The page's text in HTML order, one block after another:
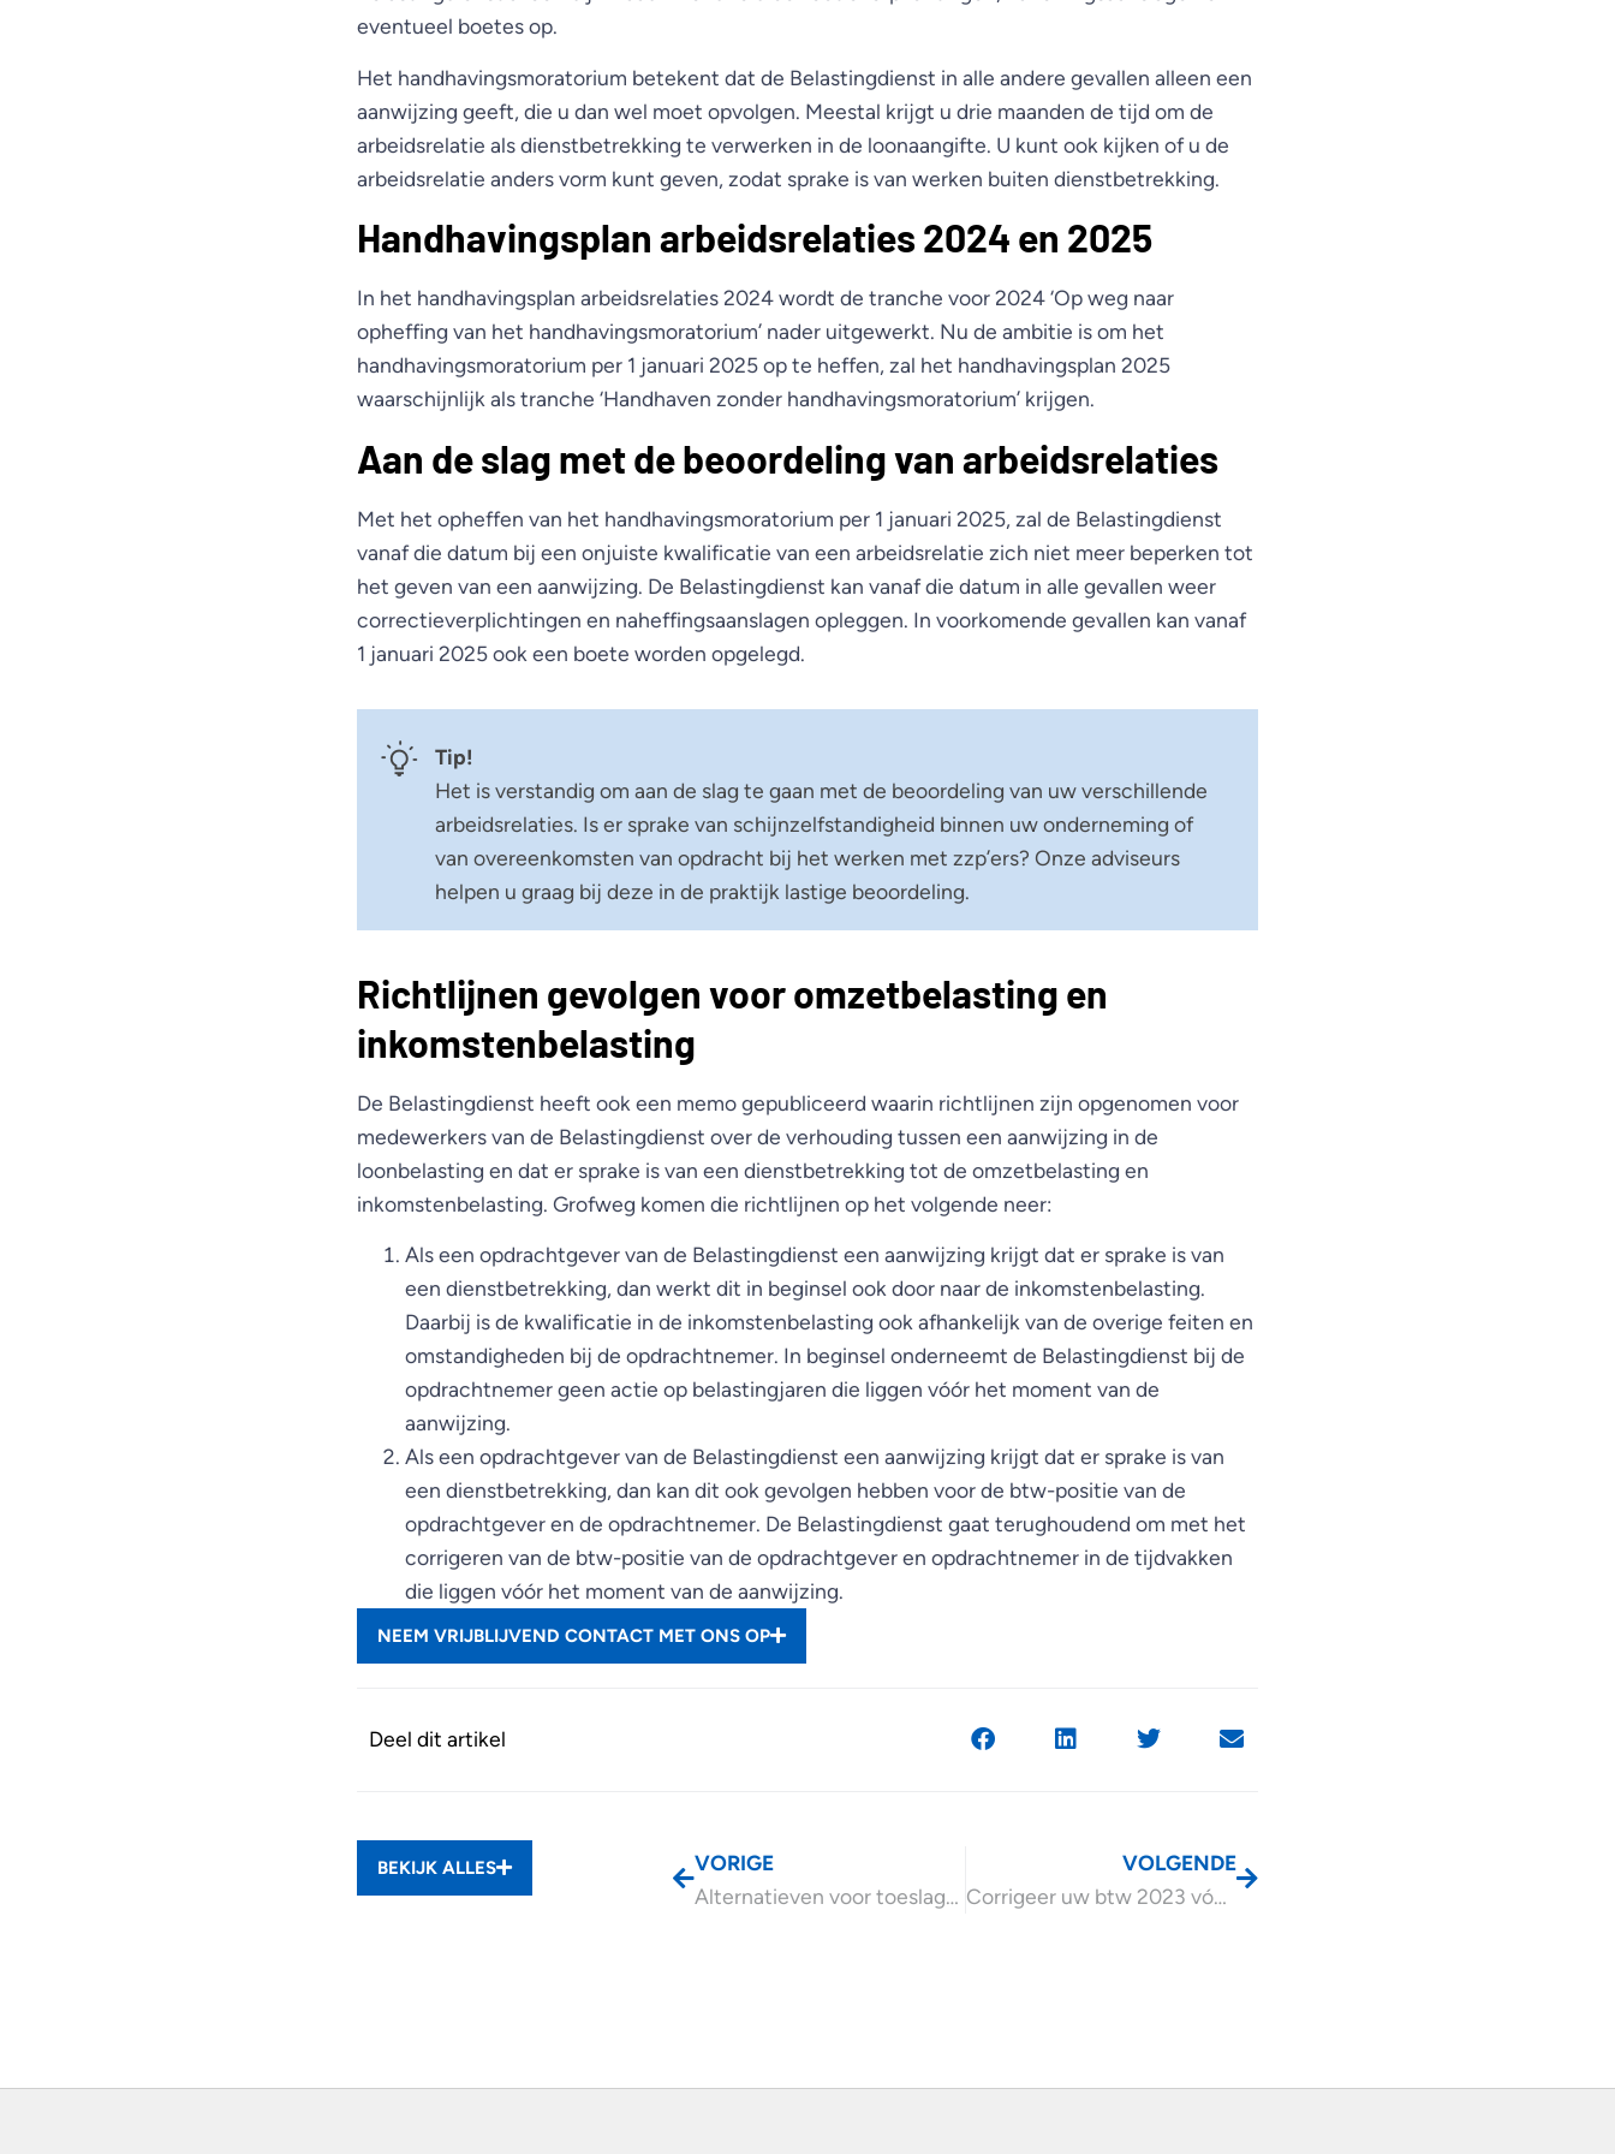
eventueel boetes op.
Het handhavingsmoratorium betekent dat de Belastingdienst in alle andere gevallen alleen een
aanwijzing geeft, die u dan wel moet opvolgen. Meestal krijgt u drie maanden de tijd om de
arbeidsrelatie als dienstbetrekking te verwerken in de loonaangifte. U kunt ook kijken of u de
arbeidsrelatie anders vorm kunt geven, zodat sprake is van werken buiten dienstbetrekking.
Handhavingsplan arbeidsrelaties 2024 en 2025
In het handhavingsplan arbeidsrelaties 2024 wordt de tranche voor 2024 ‘Op weg naar
opheffing van het handhavingsmoratorium’ nader uitgewerkt. Nu de ambitie is om het
handhavingsmoratorium per 1 januari 2025 op te heffen, zal het handhavingsplan 2025
waarschijnlijk als tranche ‘Handhaven zonder handhavingsmoratorium’ krijgen.
Aan de slag met de beoordeling van arbeidsrelaties
Met het opheffen van het handhavingsmoratorium per 1 januari 2025, zal de Belastingdienst
vanaf die datum bij een onjuiste kwalificatie van een arbeidsrelatie zich niet meer beperken tot
het geven van een aanwijzing. De Belastingdienst kan vanaf die datum in alle gevallen weer
correctieverplichtingen en naheffingsaanslagen opleggen. In voorkomende gevallen kan vanaf
1 januari 2025 ook een boete worden opgelegd.
Tip!
Het is verstandig om aan de slag te gaan met de beoordeling van uw verschillende
arbeidsrelaties. Is er sprake van schijnzelfstandigheid binnen uw onderneming of
van overeenkomsten van opdracht bij het werken met zzp’ers? Onze adviseurs
helpen u graag bij deze in de praktijk lastige beoordeling.
Richtlijnen gevolgen voor omzetbelasting en
inkomstenbelasting
De Belastingdienst heeft ook een memo gepubliceerd waarin richtlijnen zijn opgenomen voor
medewerkers van de Belastingdienst over de verhouding tussen een aanwijzing in de
loonbelasting en dat er sprake is van een dienstbetrekking tot de omzetbelasting en
inkomstenbelasting. Grofweg komen die richtlijnen op het volgende neer:
Als een opdrachtgever van de Belastingdienst een aanwijzing krijgt dat er sprake is van
een dienstbetrekking, dan werkt dit in beginsel ook door naar de inkomstenbelasting.
Daarbij is de kwalificatie in de inkomstenbelasting ook afhankelijk van de overige feiten en
omstandigheden bij de opdrachtnemer. In beginsel onderneemt de Belastingdienst bij de
opdrachtnemer geen actie op belastingjaren die liggen vóór het moment van de
aanwijzing.
Als een opdrachtgever van de Belastingdienst een aanwijzing krijgt dat er sprake is van
een dienstbetrekking, dan kan dit ook gevolgen hebben voor de btw-positie van de
opdrachtgever en de opdrachtnemer. De Belastingdienst gaat terughoudend om met het
corrigeren van de btw-positie van de opdrachtgever en opdrachtnemer in de tijdvakken
die liggen vóór het moment van de aanwijzing.
NEEM VRIJBLIJVEND CONTACT MET ONS OP
Deel dit artikel
BEKIJK ALLES
VORIGE
Alternatieven voor toeslagen en kindregelingen onder de loep
VOLGENDE
Corrigeer uw btw 2023 vóór 1 april 2024